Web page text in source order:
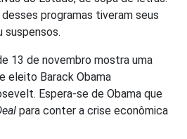
programas tiveram seus
suspensos.
13 de novembro mostra uma
eleito Barack Obama
Espera-se de Obama que
para conter a crise econômica